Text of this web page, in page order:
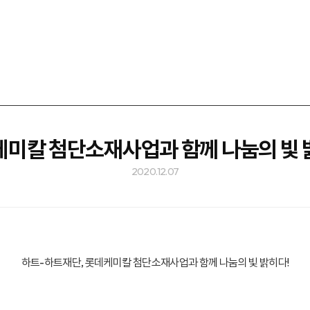
미칼 첨단소재사업과 함께 나눔의 빛
2020.12.07
하트-하트재단, 롯데케미칼 첨단소재사업과 함께 나눔의 빛 밝히다!